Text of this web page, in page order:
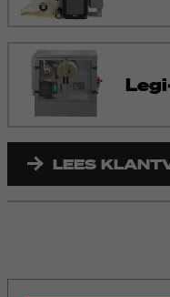
LEES